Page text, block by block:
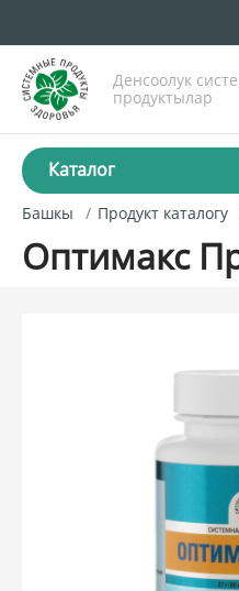
Денсоолук
продуктылар
Каталог
Башкы Продукт каталогу
Оптимакс